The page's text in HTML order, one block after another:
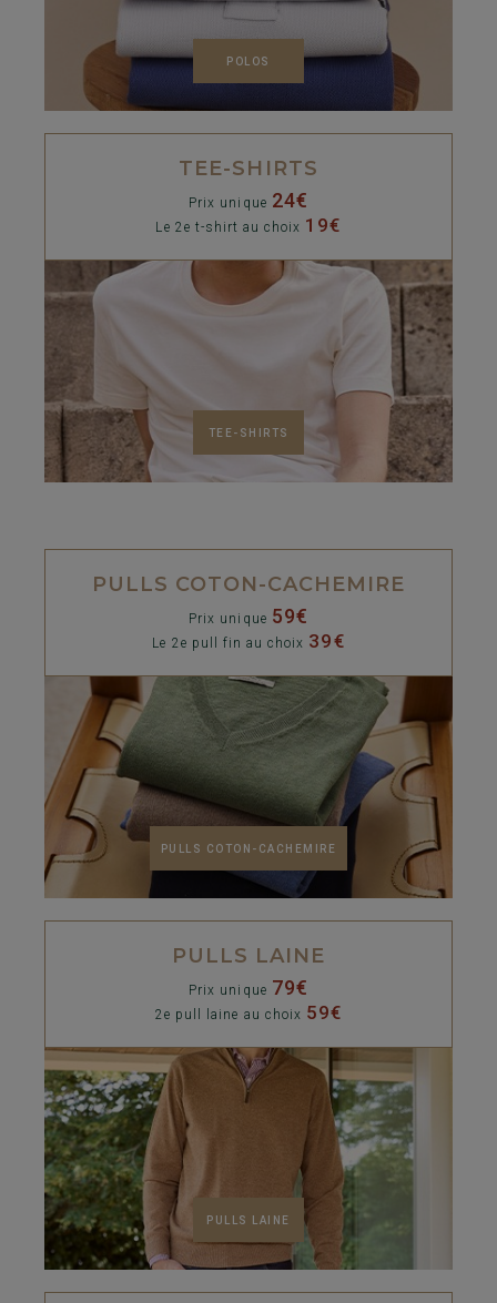
POLOS
TEE-SHIRTS
Prix unique 24€
Le 2e t-shirt au choix 19€
TEE-SHIRTS
PULLS COTON-CACHEMIRE
Prix unique 59€
Le 2e pull fin au choix 39€
PULLS COTON-CACHEMIRE
PULLS LAINE
Prix unique 79€
2e pull laine au choix 59€
PULLS LAINE